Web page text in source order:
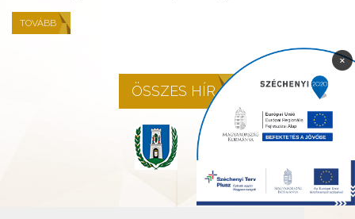
TOVÁBB
ÖSSZES HÍR
×